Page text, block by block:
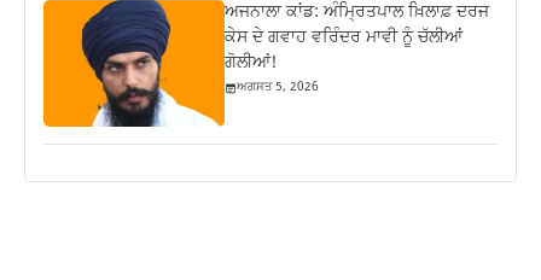
ਅਜਨਾਲਾ ਕਾਂਡ: ਅੰਮ੍ਰਿਤਪਾਲ ਖ਼ਿਲਾਫ਼ ਦਰਜ
ਕੇਸ ਦੇ ਗਵਾਹ ਵਰਿੰਦਰ ਮਾਵੀ ਨੂੰ ਚੱਲੀਆਂ
ਗੋਲੀਆਂ!
ਅਗਸਤ 5, 2026